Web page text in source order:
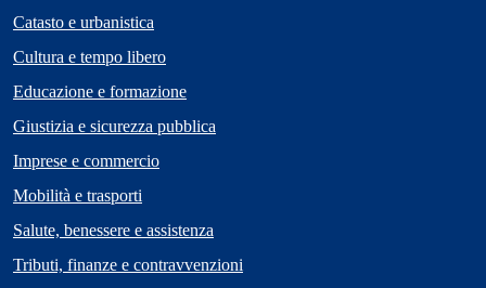
Catasto e urbanistica
Cultura e tempo libero
Educazione e formazione
Giustizia e sicurezza pubblica
Imprese e commercio
Mobilità e trasporti
Salute, benessere e assistenza
Tributi, finanze e contravvenzioni